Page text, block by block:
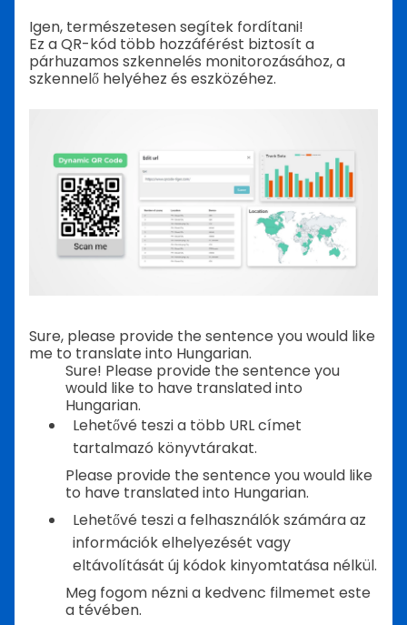
Igen, természetesen segítek fordítani!
Ez a QR-kód több hozzáférést biztosít a
párhuzamos szkennelés monitorozásához, a
szkennelő helyéhez és eszközéhez.
Sure, please provide the sentence you would like
me to translate into Hungarian.
Sure! Please provide the sentence you
would like to have translated into
Hungarian.
Lehetővé teszi a több URL címet
tartalmazó könyvtárakat.
Please provide the sentence you would like
to have translated into Hungarian.
Lehetővé teszi a felhasználók számára az
információk elhelyezését vagy
eltávolítását új kódok kinyomtatása nélkül.
Meg fogom nézni a kedvenc filmemet este
a tévében.